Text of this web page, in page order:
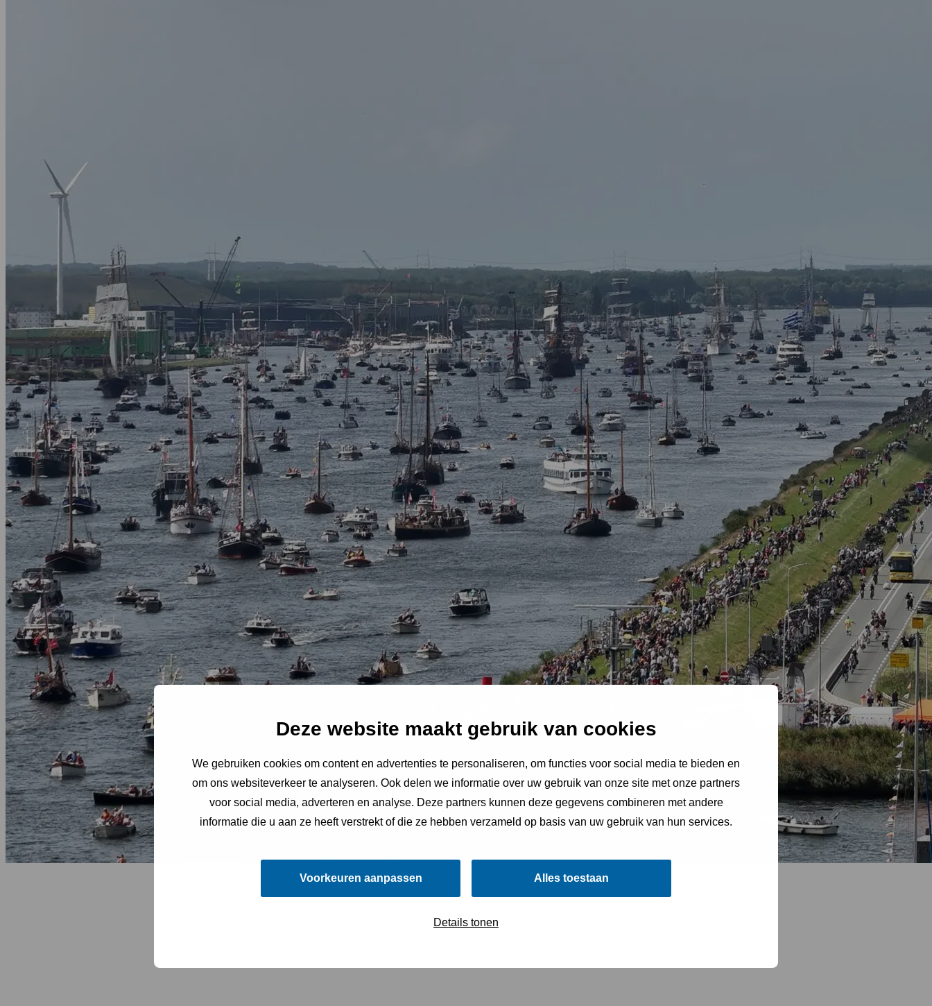
Deze website maakt gebruik van cookies
We gebruiken cookies om content en advertenties te personaliseren, om functies voor social media te bieden en
om ons websiteverkeer te analyseren. Ook delen we informatie over uw gebruik van onze site met onze partners
voor social media, adverteren en analyse. Deze partners kunnen deze gegevens combineren met andere
informatie die u aan ze heeft verstrekt of die ze hebben verzameld op basis van uw gebruik van hun services.
Voorkeuren aanpassen Alles toestaan
Details tonen
SAIL Amsterdam 2025 was meer dan een nautisch spektakel. Met ruim 2,5 miljoen bezoekers, tientallen Tall Ships en activiteiten verspreid over het Noordzeekanaal, het IJ en de stad Amsterdam, was het